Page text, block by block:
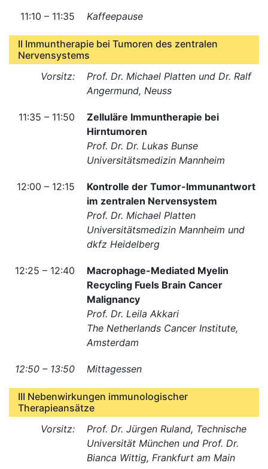
11:10 – 11:35 Kaffeepause
II Immuntherapie bei Tumoren des zentralen
Nervensystems
Vorsitz:
Prof. Dr. Michael Platten und Dr. Ralf
Angermund, Neuss
11:35 – 11:50
Zelluläre Immuntherapie bei
Hirntumoren
Prof. Dr. Dr. Lukas Bunse
Universitätsmedizin Mannheim
12:00 – 12:15
Kontrolle der Tumor-Immunantwort
im zentralen Nervensystem
Prof. Dr. Michael Platten
Universitätsmedizin Mannheim und
dkfz Heidelberg
12:25 – 12:40
Macrophage-Mediated Myelin
Recycling Fuels Brain Cancer
Malignancy
Prof. Dr. Leila Akkari
The Netherlands Cancer Institute,
Amsterdam
12:50 – 13:50 Mittagessen
III Nebenwirkungen immunologischer
Therapieansätze
Vorsitz:
Prof. Dr. Jürgen Ruland, Technische
Universität München und Prof. Dr.
Bianca Wittig, Frankfurt am Main